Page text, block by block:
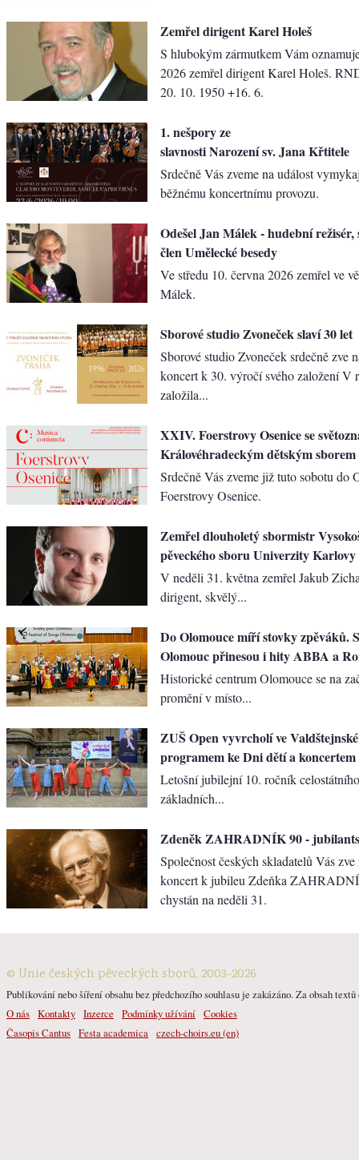
Zemřel dirigent Karel Holeš
S hlubokým zármutkem Vám
2026 zemřel dirigent Karel Holeš.
20. 10. 1950 +16. 6.
1. nešpory ze
slavnosti Narození sv. Jana Křtitele
Srdečně Vás zveme na událost
běžnému koncertnímu provozu.
Odešel Jan Málek - hudební
člen Umělecké besedy
Ve středu 10. června 2026 zemřel ve
Málek.
Sborové studio Zvoneček slaví 30 let
Sborové studio Zvoneček srdečně zve
koncert k 30. výročí svého založení V
založila...
XXIV. Foerstrovy Osenice se
Královéhradeckým dětským
Srdečně Vás zveme již tuto sobotu do
Foerstrovy Osenice.
Zemřel dlouholetý sbormistr
pěveckého sboru Univerzity Karlovy
V neděli 31. května zemřel Jakub
dirigent, skvělý...
Do Olomouce míří stovky zpěváků.
Olomouc přinesou i hity ABBA a
Historické centrum Olomouce se na
promění v místo...
ZUŠ Open vyvrcholí ve
programem ke Dni dětí a koncertem
Letošní jubilejní 10. ročník
základních...
Zdeněk ZAHRADNÍK 90 -
Společnost českých skladatelů Vás
koncert k jubileu Zdeňka
chystán na neděli 31.
© Unie českých pěveckých sborů, 2003-2026
Publikování nebo šíření obsahu bez předchozího souhlasu je zakázáno. Za obsah
O nás Kontakty Inzerce Podmínky užívání Cookies
Časopis Cantus Festa academica czech-choirs.eu (en)